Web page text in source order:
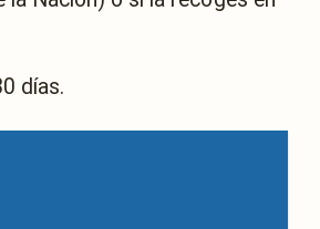
días.